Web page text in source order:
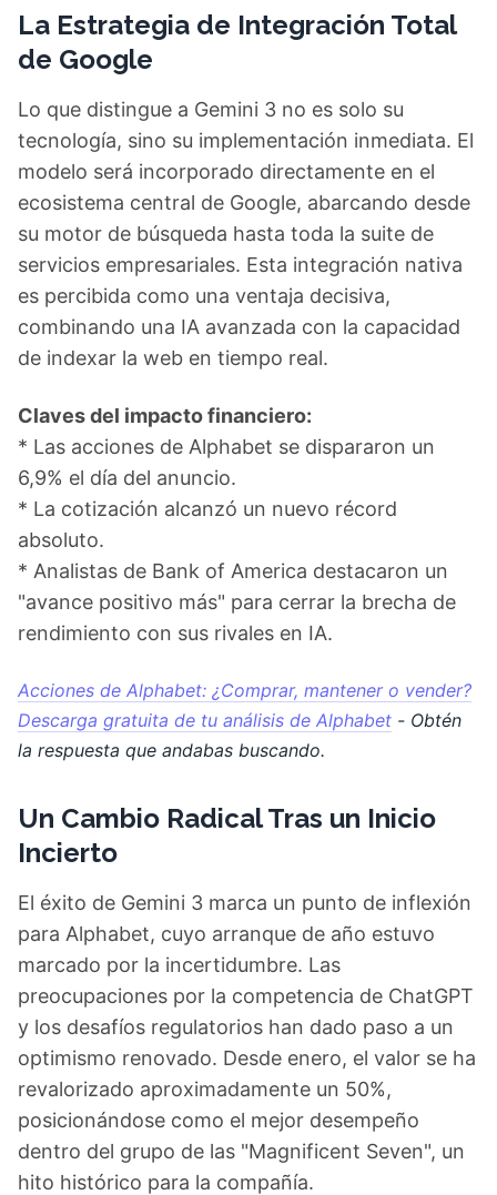
La Estrategia de Integración Total
de Google
Lo que distingue a Gemini 3 no es solo su
tecnología, sino su implementación inmediata. El
modelo será incorporado directamente en el
ecosistema central de Google, abarcando desde
su motor de búsqueda hasta toda la suite de
servicios empresariales. Esta integración nativa
es percibida como una ventaja decisiva,
combinando una IA avanzada con la capacidad
de indexar la web en tiempo real.
Claves del impacto financiero:
* Las acciones de Alphabet se dispararon un
6,9% el día del anuncio.
* La cotización alcanzó un nuevo récord
absoluto.
* Analistas de Bank of America destacaron un
"avance positivo más" para cerrar la brecha de
rendimiento con sus rivales en IA.
Acciones de Alphabet: ¿Comprar, mantener o vender?
Descarga gratuita de tu análisis de Alphabet - Obtén
la respuesta que andabas buscando.
Un Cambio Radical Tras un Inicio
Incierto
El éxito de Gemini 3 marca un punto de inflexión
para Alphabet, cuyo arranque de año estuvo
marcado por la incertidumbre. Las
preocupaciones por la competencia de ChatGPT
y los desafíos regulatorios han dado paso a un
optimismo renovado. Desde enero, el valor se ha
revalorizado aproximadamente un 50%,
posicionándose como el mejor desempeño
dentro del grupo de las "Magnificent Seven", un
hito histórico para la compañía.